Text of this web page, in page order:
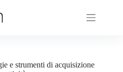
e strumenti di acquisizione